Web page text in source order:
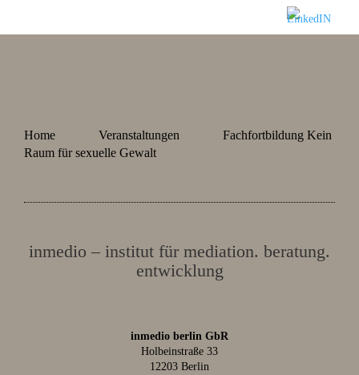
Home Veranstaltungen
Fachfortbildung Kein
Raum für sexuelle Gewalt
inmedio – institut für mediation. beratung.
entwicklung
inmedio berlin GbR
Holbeinstraße 33
12203 Berlin